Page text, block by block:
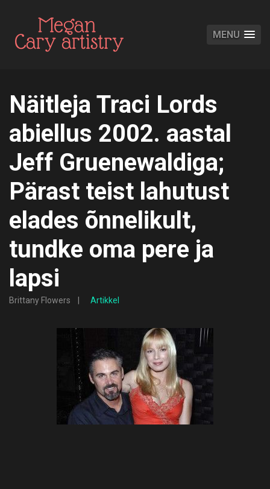
MENU
Näitleja Traci Lords
abiellus 2002. aastal
Jeff Gruenewaldiga;
Pärast teist lahutust
elades õnnelikult,
tundke oma pere ja
lapsi
Brittany Flowers Artikkel